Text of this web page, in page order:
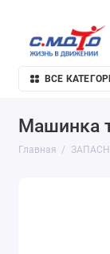
ВСЕ
Машинка
Главная